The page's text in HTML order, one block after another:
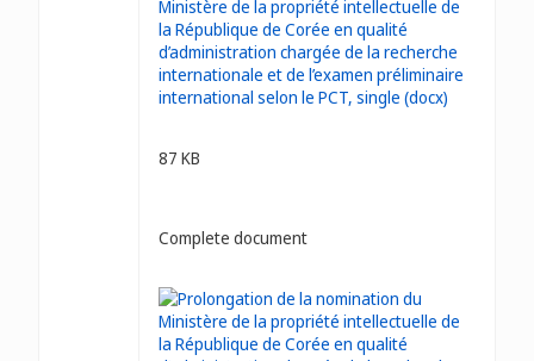
87 KB
Complete document